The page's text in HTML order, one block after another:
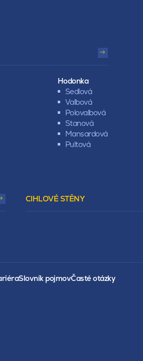
Hodonka
Sedlová
Valbová
Polovalbová
Stanová
Mansardová
Pultová
CIHLOVÉ STĚNY
Slovník pojmovČasté otázky